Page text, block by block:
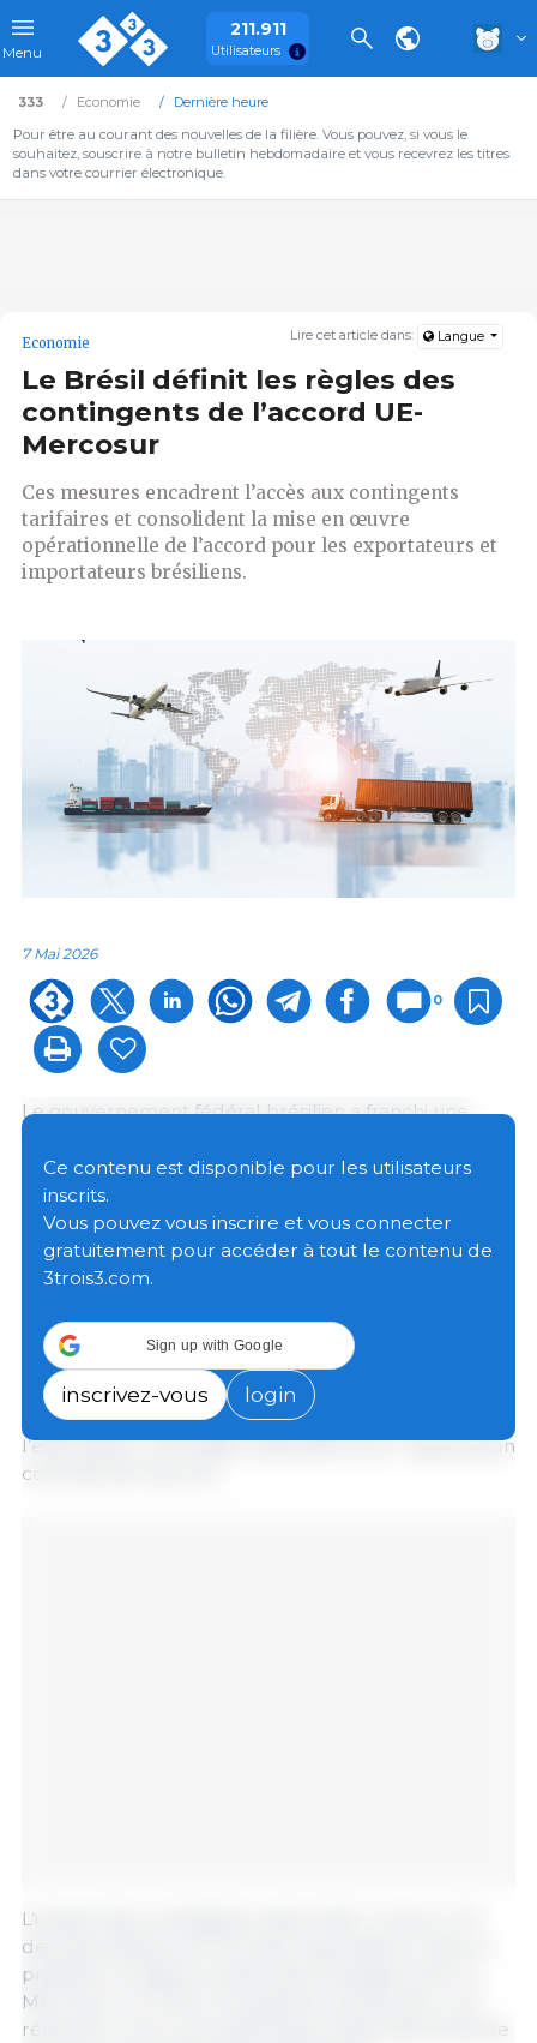
Menu
211.911
Utilisateurs
333 Economie
Dernière heure
Pour être au courant des nouvelles de la filière. Vous pouvez, si vous le
souhaitez, souscrire à notre bulletin hebdomadaire et vous recevrez les titres
dans votre courrier électronique.
Lire cet article dans: Langue
Economie
Le Brésil définit les règles des
contingents de l’accord UE-
Mercosur
Ces mesures encadrent l’accès aux contingents
tarifaires et consolident la mise en œuvre
opérationnelle de l’accord pour les exportateurs et
importateurs brésiliens.
7 Mai 2026
0
Le gouvernement fédéral brésilien a franchi une
Mercosur-Union européenne en définissant les
règles permettant l’utilisation des contingents
tarifaires dans les échanges bilatéraux.
Avec la publication, le 1er mai, des ordonnances du
ministère du Développement, de l’Industrie, du
Commerce et des Services (MDIC), le pays dispose
désormais de lignes directrices claires pour
l’utilisation des quotas à l’importation et à
l’exportation, une étape essentielle pour l’application
concrète de l’accord.
L’impact des contingents reste limité : environ 4 %
des exportations et 0,3 % des importations.
pratique, la majeure partie des échanges entre le
Mercosur et l’Union européenne se fera avec une
réduction, voire une suppression totale des droits de
Ce contenu est disponible pour les utilisateurs
inscrits.
Vous pouvez vous inscrire et vous connecter
gratuitement pour accéder à tout le contenu de
3trois3.com.
Sign up with Google
inscrivez-vous login